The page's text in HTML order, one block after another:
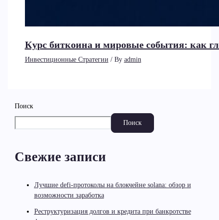
Курс биткоина и мировые события: как
Инвестиционные Стратегии / By admin
Поиск
Поиск
Свежие записи
Лучшие defi-протоколы на блокчейне solana: обзор и
возможности заработка
Реструктуризация долгов и кредита при банкротстве